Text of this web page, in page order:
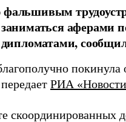
аферами
дипломатами,
покинула
РИА
скоординированных